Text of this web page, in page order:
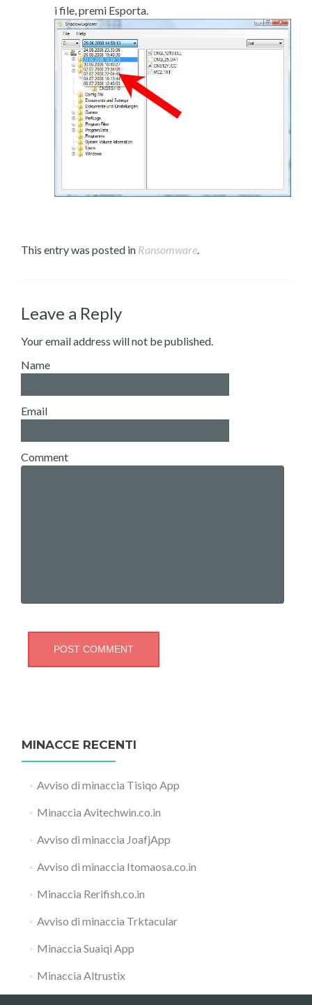
i file, premi Esporta.
This entry was posted in Ransomware.
Leave a Reply
Your email address will not be published.
Name
Email
Comment
MINACCE RECENTI
Avviso di minaccia Tisiqo App
Minaccia Avitechwin.co.in
Avviso di minaccia JoafjApp
Avviso di minaccia Itomaosa.co.in
Minaccia Rerifish.co.in
Avviso di minaccia Trktacular
Minaccia Suaiqi App
Minaccia Altrustix